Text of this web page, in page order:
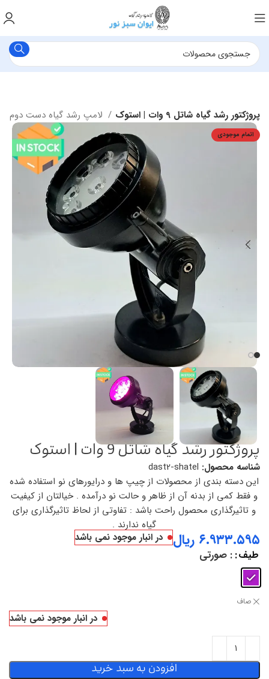
لامپ رشد گیاه دست دوم و کار کرده پروژکتور رشد گیاه شاتل 9 وات | استوک
اتمام موجودی
پروژکتور رشد گیاه شاتل 9 وات | استوک
شناسه محصول: dast2-shatel
این دسته بندی از محصولات از چیپ ها و درایورهای نو استفاده شده
و فقط کمی از بدنه آن از ظاهر و حالت نو درآمده . خیالتان از کیفیت
و تاثیرگذاری محصول راحت باشد : تفاوتی از لحاظ تاثیرگذاری برای
گیاه ندارند .
ریال در انبار موجود نمی باشد
طیف : صورتی
صاف
در انبار موجود نمی باشد
افزودن به سبد خرید